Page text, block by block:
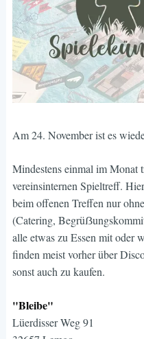
Am 24. November ist es
Mindestens einmal im Monat
vereinsinternen Spieltreff.
beim offenen Treffen nur
(Catering,
alle etwas zu Essen mit oder
finden meist vorher über
sonst auch zu kaufen.
"Bleibe"
Lüerdisser Weg 91